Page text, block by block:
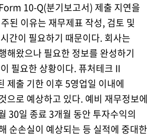
10-Q(분기보고서) 제출 지연을
된 이유는 재무제표 작성, 검토 및
간이 필요하기 때문이다. 회사는
해왔으나 필요한 정보를 완성하기
필요한 상황이다. 퓨처테크 II
제출 기한 이후 5영업일 이내에
으로 예상하고 있다. 예비 재무정보에
30일 종료 3개월 동안 투자수익의
순손실이 예상되는 등 실적에 중대한